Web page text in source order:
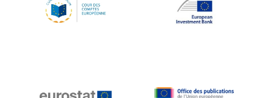
Johnny Åkerholm